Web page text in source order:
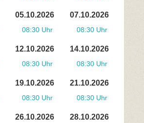
05.10.2026
08:30 Uhr
07.10.2026
08:30 Uhr
12.10.2026
08:30 Uhr
14.10.2026
08:30 Uhr
19.10.2026
08:30 Uhr
21.10.2026
08:30 Uhr
26.10.2026 28.10.2026